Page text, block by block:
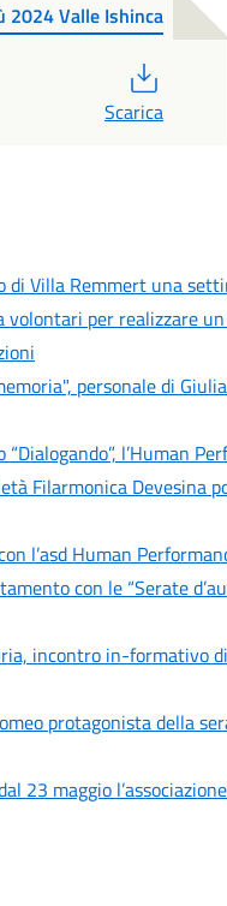
2024 Valle Ishinca
Scarica
di Villa Remmert una
volontari per realizzare
personale di
l’Human
Filarmonica
l’asd Human
con le “Serate
incontro in-
protagonista della
23 maggio